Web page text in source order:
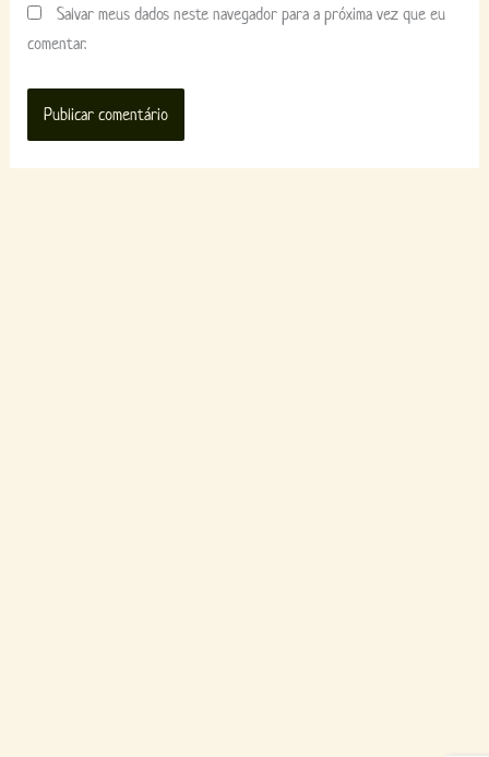
Salvar meus dados neste navegador para a próxima vez que eu
comentar.